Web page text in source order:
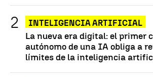
INTELIGENCIA ARTIFICIAL
La nueva era digital: el primer
autónomo de una IA obliga a
límites de la inteligencia